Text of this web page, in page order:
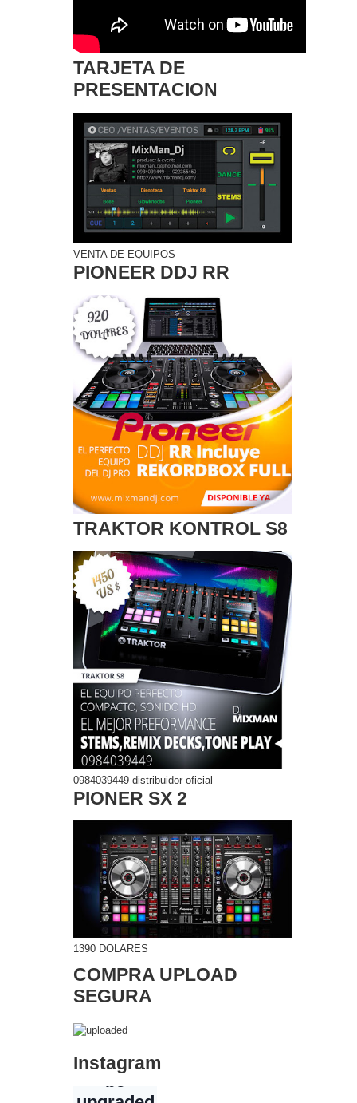
TARJETA DE
PRESENTACION
VENTA DE EQUIPOS
PIONEER DDJ RR
TRAKTOR KONTROL S8
0984039449 distribuidor oficial
PIONER SX 2
1390 DOLARES
COMPRA UPLOAD
SEGURA
Instagram